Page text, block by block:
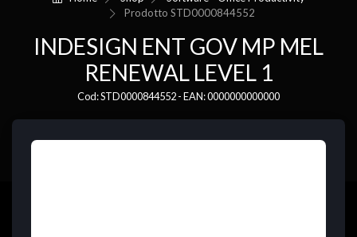
ProdottoSTD0000844552
INDESIGN ENT GOV MP MEL
RENEWAL LEVEL 1
Cod: STD0000844552 - EAN: 0000000000000